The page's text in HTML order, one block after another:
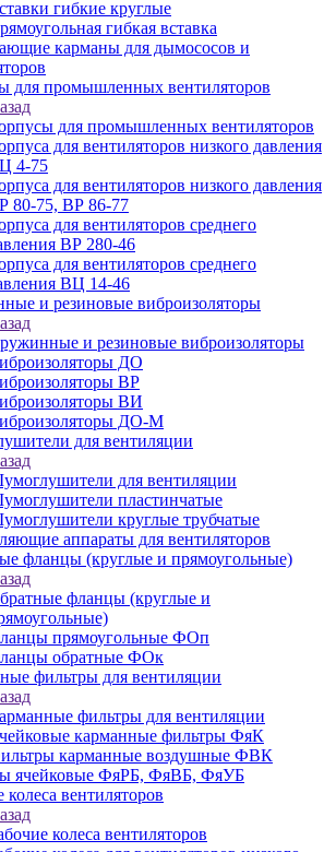
гибкие круглые
гибкая вставка
карманы для дымососов и
для промышленных вентиляторов
для промышленных вентиляторов
для вентиляторов низкого давления
4-75
для вентиляторов низкого давления
80-75, ВР 86-77
для вентиляторов среднего
ВР 280-46
для вентиляторов среднего
ВЦ 14-46
и резиновые виброизоляторы
и резиновые виброизоляторы
ДО
ВР
ВИ
ДО-М
для вентиляции
для вентиляции
пластинчатые
круглые трубчатые
аппараты для вентиляторов
фланцы (круглые и прямоугольные)
фланцы (круглые и
прямоугольные ФОп
обратные ФОк
фильтры для вентиляции
фильтры для вентиляции
карманные фильтры ФяК
карманные воздушные ФВК
ячейковые ФяРБ, ФяВБ, ФяУБ
колеса вентиляторов
колеса вентиляторов